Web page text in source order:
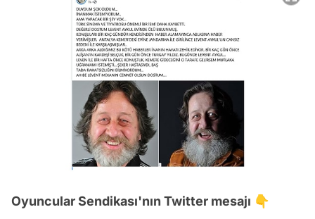
Oyuncular Sendikası'nın Twitter mesajı 👇